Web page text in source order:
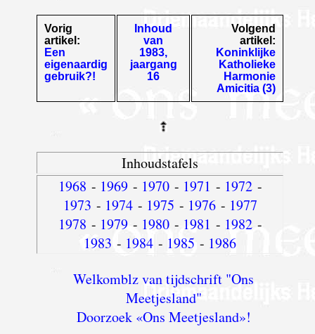
Vorig
artikel:
Een
eigenaardig
gebruik?!
Inhoud
van
1983,
jaargang
16
Volgend
artikel:
Koninklijke
Katholieke
Harmonie
Amicitia (3)
Inhoudstafels
1968 - 1969- 1970- 1971 - 1972-
1973 - 1974- 1975 - 1976- 1977
1978 - 1979- 1980- 1981 - 1982-
1983 - 1984 - 1985 - 1986
Welkomblz van tijdschrift "Ons
Meetjesland"
Doorzoek «Ons Meetjesland»!